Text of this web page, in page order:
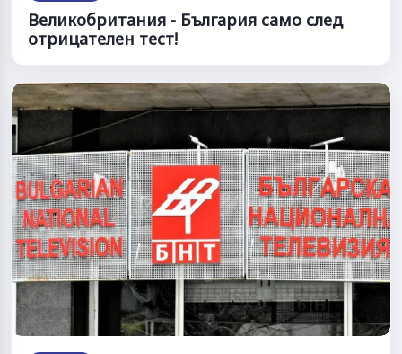
Великобритания - България само след
отрицателен тест!